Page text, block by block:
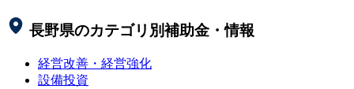
長野県のカテゴリ別補助金・情報
経営改善・経営強化
設備投資